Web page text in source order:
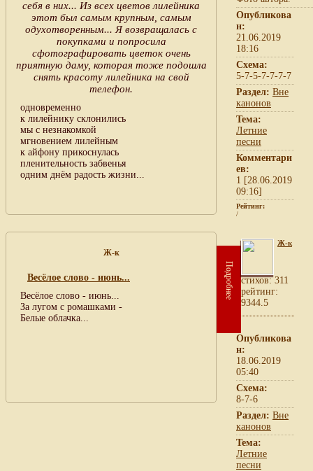
себя в них... Из всех цветов лилейника
этот был самым крупным, самым
одухотворенным... Я возвращалась с
покупками и попросила
сфотографировать цветок очень
приятную даму, которая тоже подошла
снять красоту лилейника на свой
телефон.
одновременно
к лилейнику склонились
мы с незнакомкой
мгновением лилейным
к айфону прикоснулась
пленительность забвенья
одним днём радость жизни...
Опубликова
н:
21.06.2019
18:16
Схема:
5-7-5-7-7-7-7
Раздел: Вне
канонов
Тема:
Летние
песни
Комментари
ев:
1 [28.06.2019
09:16]
Рейтинг:
/
Ж-к
Весёлое слово - июнь...
Весёлое слово - июнь...
За лугом с ромашками -
Белые облачка...
Подробнее
Ж-к
cтихов: 311
рейтинг:
9344.5
Опубликова
н:
18.06.2019
05:40
Схема:
8-7-6
Раздел: Вне
канонов
Тема:
Летние
песни